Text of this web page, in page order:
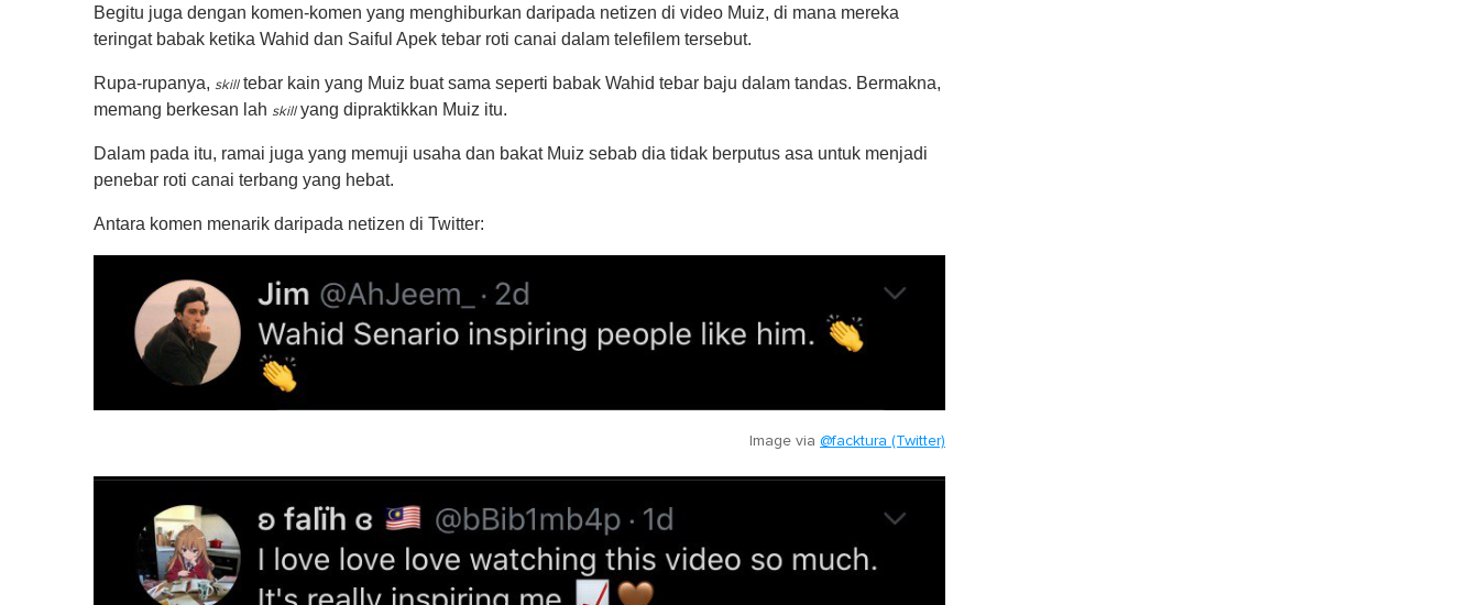
Begitu juga dengan komen-komen yang menghiburkan daripada netizen di video Muiz, di mana mereka
teringat babak ketika Wahid dan Saiful Apek tebar roti canai dalam telefilem tersebut.
Rupa-rupanya, skilltebar kain yang Muiz buat sama seperti babak Wahid tebar baju dalam tandas. Bermakna,
memang berkesan lah skillyang dipraktikkan Muiz itu.
Dalam pada itu, ramai juga yang memuji usaha dan bakat Muiz sebab dia tidak berputus asa untuk menjadi
penebar roti canai terbang yang hebat.
Antara komen menarik daripada netizen di Twitter:
Image via @facktura (Twitter)